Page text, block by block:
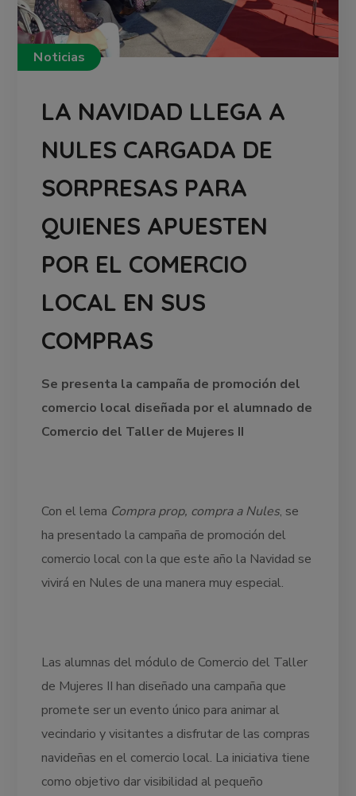
Noticias
LA NAVIDAD LLEGA A
NULES CARGADA DE
SORPRESAS PARA
QUIENES APUESTEN
POR EL COMERCIO
LOCAL EN SUS
COMPRAS
Se presenta la campaña de promoción del
comercio local diseñada por el alumnado de
Comercio del Taller de Mujeres II
Con el lema Compra prop, compra a Nules, se
ha presentado la campaña de promoción del
comercio local con la que este año la Navidad se
vivirá en Nules de una manera muy especial.
Las alumnas del módulo de Comercio del Taller
de Mujeres II han diseñado una campaña que
promete ser un evento único para animar al
vecindario y visitantes a disfrutar de las compras
navideñas en el comercio local. La iniciativa tiene
como objetivo dar visibilidad al pequeño